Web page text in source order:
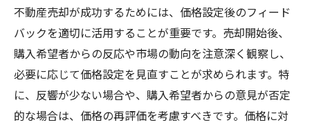
不動産売却が成功するためには、価格設定後のフィード
バックを適切に活用することが重要です。売却開始後、
購入希望者からの反応や市場の動向を注意深く観察し、
必要に応じて価格設定を見直すことが求められます。特
に、反響が少ない場合や、購入希望者からの意見が否定
的な場合は、価格の再評価を考慮すべきです。価格に対